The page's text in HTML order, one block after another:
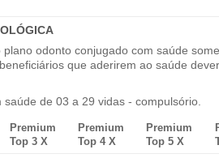
odonto conjugado com saúde
que aderirem ao saúde
de 03 a 29 vidas - compulsório.
Premium
Top 3 X
Premium
Top 4 X
Premium
Top 5 X